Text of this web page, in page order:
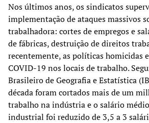
Nos últimos anos, os sindicatos
implementação de ataques massivos
trabalhadora: cortes de empregos e
de fábricas, destruição de direitos
recentemente, as políticas homicidas
COVID-19 nos locais de trabalho.
Brasileiro de Geografia e Estatística
década foram cortados mais de um
trabalho na indústria e o salário
industrial foi reduzido de 3,5 a 3